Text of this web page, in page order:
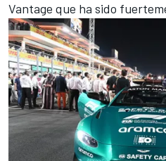
Vantage que ha sido